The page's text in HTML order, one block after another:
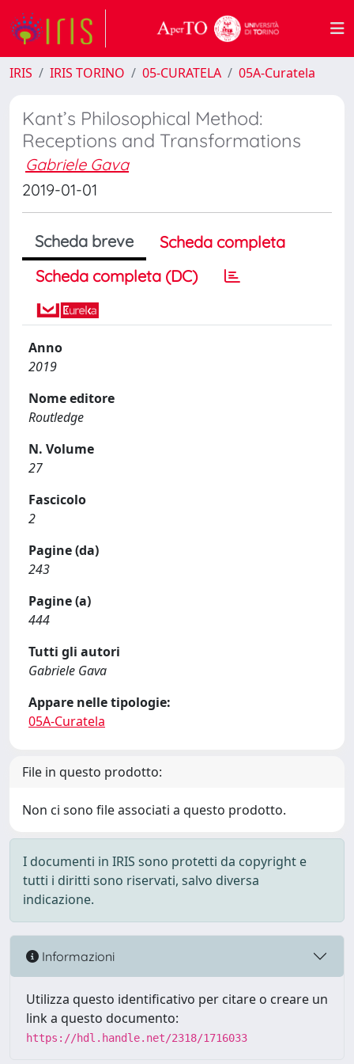
IRIS IRIS TORINO 05-CURATELA 05A-Curatela
Kant’s Philosophical Method:
Receptions and Transformations
Gabriele Gava
2019-01-01
Scheda breve
Scheda completa
Scheda completa (DC)
Anno
2019
Nome editore
Routledge
N. Volume
27
Fascicolo
2
Pagine (da)
243
Pagine (a)
444
Tutti gli autori
Gabriele Gava
Appare nelle tipologie:
05A-Curatela
File in questo prodotto:
Non ci sono file associati a questo prodotto.
I documenti in IRIS sono protetti da copyright e
tutti i diritti sono riservati, salvo diversa
indicazione.
Informazioni
Utilizza questo identificativo per citare o creare un
link a questo documento:
https://hdl.handle.net/2318/1716033